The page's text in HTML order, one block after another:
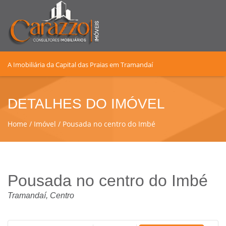
A Imobiliária da Capital das Praias em Tramandaí
DETALHES DO IMÓVEL
Home Imóvel Pousada no centro do Imbé
Pousada no centro do Imbé
Tramandaí, Centro